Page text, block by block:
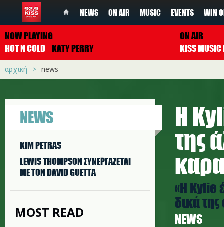
NEWS ON AIR MUSIC EVENTS WIN
NOW PLAYING
HOT N COLD KATY PERRY
ON AIR
αρχική news
NEWS
KIM PETRAS
LEWIS THOMPSON ΣΥΝΕΡΓAΖΕΤΑΙ
ΜΕ ΤΟΝ DAVID GUETTA
MOST READ
H
της
«Η Kylie
δικά
NEWS